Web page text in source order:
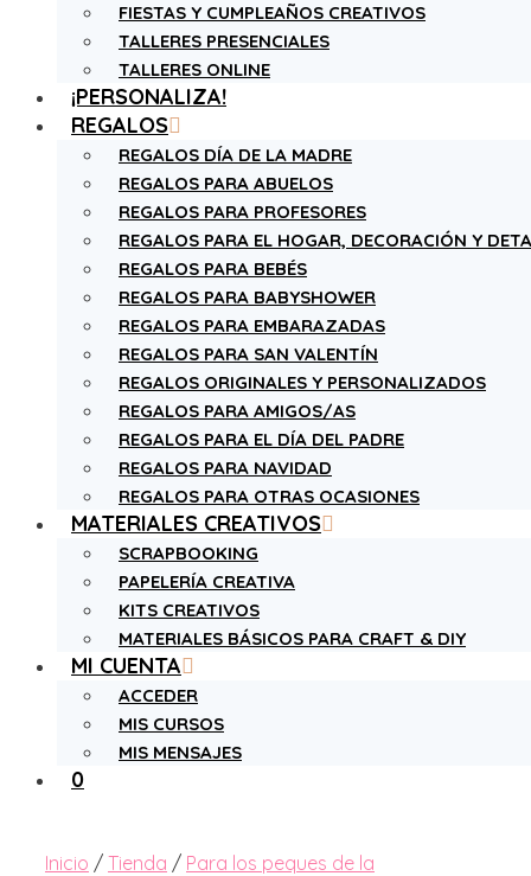
FIESTAS Y CUMPLEAÑOS CREATIVOS
TALLERES PRESENCIALES
TALLERES ONLINE
¡PERSONALIZA!
REGALOS
REGALOS DÍA DE LA MADRE
REGALOS PARA ABUELOS
REGALOS PARA PROFESORES
REGALOS PARA EL HOGAR, DECORACIÓN Y
REGALOS PARA BEBÉS
REGALOS PARA BABYSHOWER
REGALOS PARA EMBARAZADAS
REGALOS PARA SAN VALENTÍN
REGALOS ORIGINALES Y PERSONALIZADOS
REGALOS PARA AMIGOS/AS
REGALOS PARA EL DÍA DEL PADRE
REGALOS PARA NAVIDAD
REGALOS PARA OTRAS OCASIONES
MATERIALES CREATIVOS
SCRAPBOOKING
PAPELERÍA CREATIVA
KITS CREATIVOS
MATERIALES BÁSICOS PARA CRAFT & DIY
MI CUENTA
ACCEDER
MIS CURSOS
MIS MENSAJES
0
Inicio / Tienda / Para los peques de la